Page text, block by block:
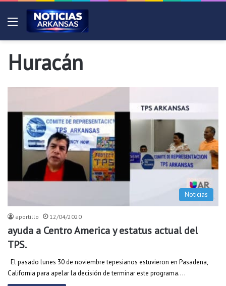
Menú
Huracán
Noticias
aportillo 12/04/2020
ayuda a Centro America y estatus actual del
TPS.
El pasado lunes 30 de noviembre tepesianos estuvieron en Pasadena,
California para apelar la decisión de terminar este programa.…